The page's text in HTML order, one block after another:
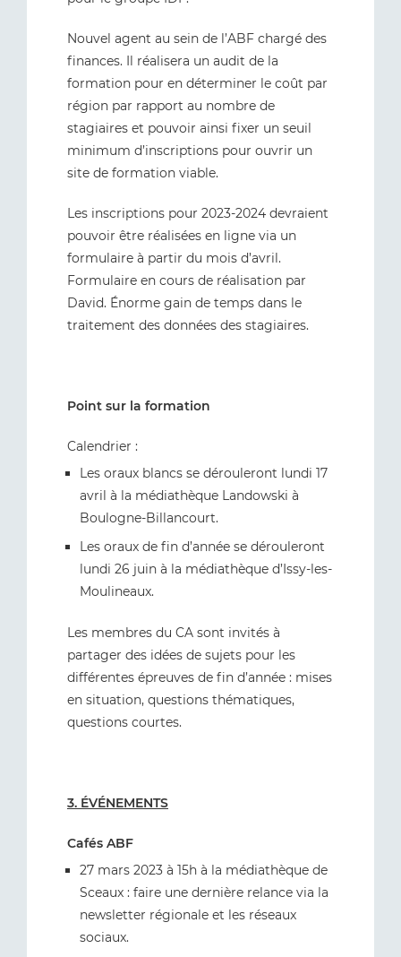
Nouvel agent au sein de l’ABF chargé des
finances. Il réalisera un audit de la
formation pour en déterminer le coût par
région par rapport au nombre de
stagiaires et pouvoir ainsi fixer un seuil
minimum d’inscriptions pour ouvrir un
site de formation viable.
Les inscriptions pour 2023-2024 devraient
pouvoir être réalisées en ligne via un
formulaire à partir du mois d’avril.
Formulaire en cours de réalisation par
David. Énorme gain de temps dans le
traitement des données des stagiaires.
Point sur la formation
Calendrier :
Les oraux blancs se dérouleront lundi 17
avril à la médiathèque Landowski à
Boulogne-Billancourt.
Les oraux de fin d’année se dérouleront
lundi 26 juin à la médiathèque d’Issy-les-
Moulineaux.
Les membres du CA sont invités à
partager des idées de sujets pour les
différentes épreuves de fin d’année : mises
en situation, questions thématiques,
questions courtes.
3. ÉVÉNEMENTS
Cafés ABF
27 mars 2023 à 15h à la médiathèque de
Sceaux : faire une dernière relance via la
newsletter régionale et les réseaux
sociaux.